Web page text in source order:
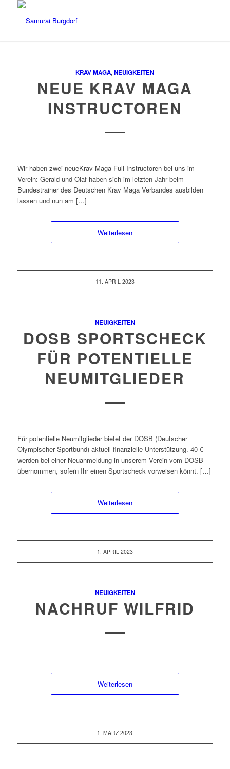
KRAV MAGA,NEUIGKEITEN
NEUE KRAV MAGA
INSTRUCTOREN
Wir haben zwei neueKrav Maga Full Instructoren bei uns im
Verein: Gerald und Olaf haben sich im letzten Jahr beim
Bundestrainer des Deutschen Krav Maga Verbandes ausbilden
lassen und nun am […]
Weiterlesen
11. APRIL 2023
NEUIGKEITEN
DOSB SPORTSCHECK
FÜR POTENTIELLE
NEUMITGLIEDER
Für potentielle Neumitglieder bietet der DOSB (Deutscher
Olympischer Sportbund) aktuell finanzielle Unterstützung. 40 €
werden bei einer Neuanmeldung in unserem Verein vom DOSB
übernommen, sofern Ihr einen Sportscheck vorweisen könnt. […]
Weiterlesen
1. APRIL 2023
NEUIGKEITEN
NACHRUF WILFRID
Weiterlesen
1. MÄRZ 2023